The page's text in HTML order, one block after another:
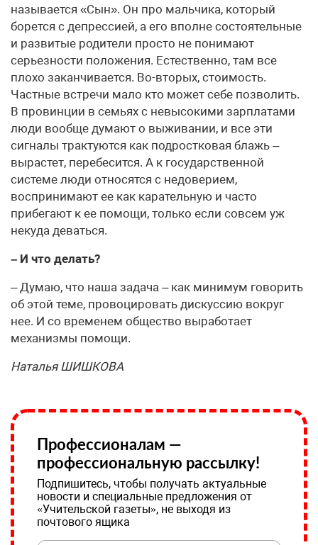
называется «Сын». Он про мальчика, который
борется с депрессией, а его вполне состоятельные
и развитые родители просто не понимают
серьезности положения. Естественно, там все
плохо заканчивается. Во-вторых, стоимость.
Частные встречи мало кто может себе позволить.
В провинции в семьях с невысокими зарплатами
люди вообще думают о выживании, и все эти
сигналы трактуются как подростковая блажь –
вырастет, перебесится. А к государственной
системе люди относятся с недоверием,
воспринимают ее как карательную и часто
прибегают к ее помощи, только если совсем уж
некуда деваться.
– И что делать?
– Думаю, что наша задача – как минимум говорить
об этой теме, провоцировать дискуссию вокруг
нее. И со временем общество выработает
механизмы помощи.
Наталья ШИШКОВА
Профессионалам —
профессиональную рассылку!
Подпишитесь, чтобы получать актуальные
новости и специальные предложения от
«Учительской газеты», не выходя из
почтового ящика